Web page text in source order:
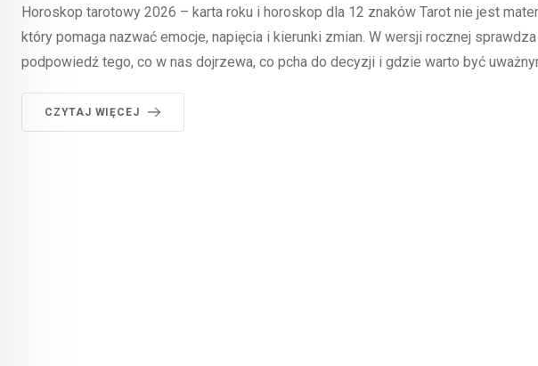
Horoskop tarotowy 2026 – karta roku i horoskop dla 12 znaków Tarot nie jest
który pomaga nazwać emocje, napięcia i kierunki zmian. W wersji rocznej
podpowiedź tego, co w nas dojrzewa, co pcha do decyzji i gdzie warto być
CZYTAJ WIĘCEJ